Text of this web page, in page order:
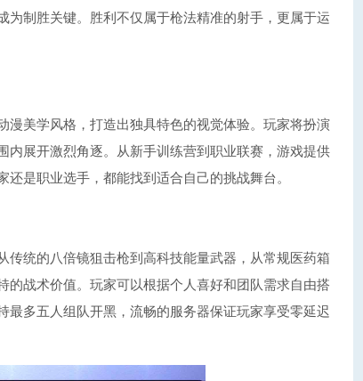
为制胜关键。胜利不仅属于枪法精准的射手，更属于运
漫美学风格，打造出独具特色的视觉体验。玩家将扮演
内展开激烈角逐。从新手训练营到职业联赛，游戏提供
是职业选手，都能找到适合自己的挑战舞台。
传统的八倍镜狙击枪到高科技能量武器，从常规医药箱
的战术价值。玩家可以根据个人喜好和团队需求自由搭
最多五人组队开黑，流畅的服务器保证玩家享受零延迟